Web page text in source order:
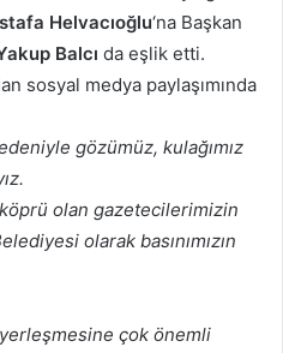
Helvacıoğlu‘na Başkan
Balcı da eşlik etti.
sosyal medya paylaşımında
gözümüz, kulağımız
köprü olan gazetecilerimizin
olarak basınımızın
çok önemli